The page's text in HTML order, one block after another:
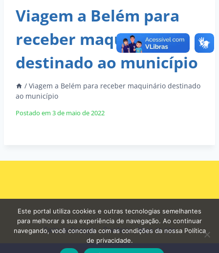
Viagem a Belém para
receber maquinário
destinado ao município
/ Viagem a Belém para receber maquinário destinado
ao município
Postado em 3 de maio de 2022
Carta de Serviços Ouvidoria Mapa do site
Este portal utiliza cookies e outras tecnologias semelhantes
para melhorar a sua experiência de navegação. Ao continuar
navegando, você concorda com as condições da nossa Política
de privacidade.